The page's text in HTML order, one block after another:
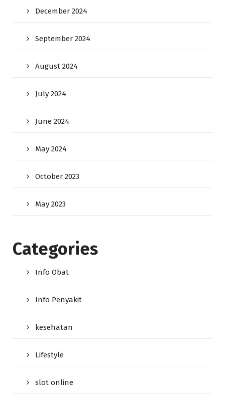
December 2024
September 2024
August 2024
July 2024
June 2024
May 2024
October 2023
May 2023
Categories
Info Obat
Info Penyakit
kesehatan
Lifestyle
slot online